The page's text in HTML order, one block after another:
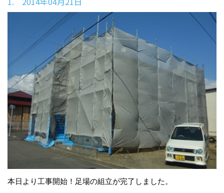
本日より工事開始！足場の組立が完了しました。